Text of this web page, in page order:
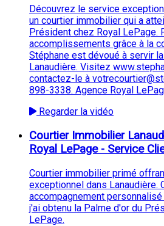
Découvrez le service
un courtier immobilier qui a
Président chez Royal LePage.
accomplissements grâce à la
Stéphane est dévoué à servir
Lanaudière. Visitez
contactez-le à
898-3338. Agence Royal
Regarder la vidéo
Courtier Immobilier
Royal LePage - Service
Courtier immobilier primé
exceptionnel dans Lanaudière.
accompagnement
j'ai obtenu la Palme d'or du
LePage.